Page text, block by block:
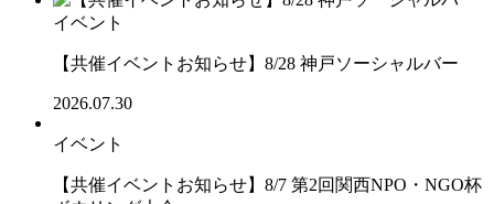
イベント
【共催イベントお知らせ】8/28 神戸ソーシャルバー
2026.07.30
イベント
【共催イベントお知らせ】8/7 第2回関西NPO・NGO杯